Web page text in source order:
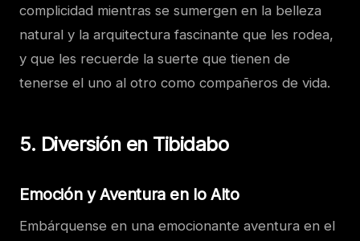
complicidad mientras se sumergen en la belleza
natural y la arquitectura fascinante que les rodea,
y que les recuerde la suerte que tienen de
tenerse el uno al otro como compañeros de vida.
5. Diversión en Tibidabo
Emoción y Aventura en lo Alto
Embárquense en una emocionante aventura en el